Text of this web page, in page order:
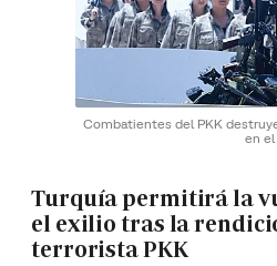
Combatientes del PKK
en
Turquía permitirá la
el exilio tras la
terrorista PKK